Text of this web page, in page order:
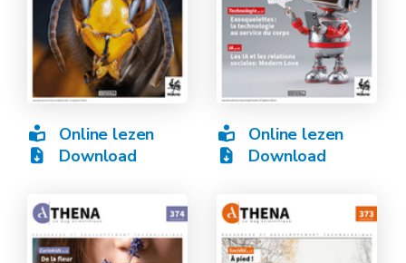
Online lezen
Download
Online lezen
Download